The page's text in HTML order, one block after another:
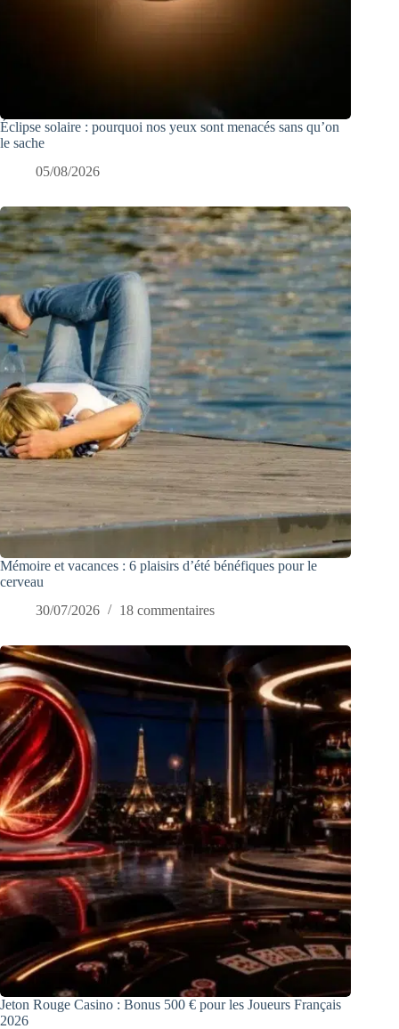
Éclipse solaire : pourquoi nos yeux sont menacés sans qu’on
le sache
05/08/2026
Mémoire et vacances : 6 plaisirs d’été bénéfiques pour le
cerveau
30/07/2026
18 commentaires
Jeton Rouge Casino : Bonus 500 € pour les Joueurs Français
2026